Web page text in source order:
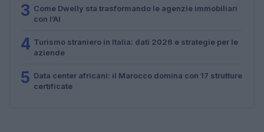
3 Come Dwelly sta trasformando le agenzie immobiliari
con l’AI
4 Turismo straniero in Italia: dati 2026 e strategie per le
aziende
5 Data center africani: il Marocco domina con 17 strutture
certificate